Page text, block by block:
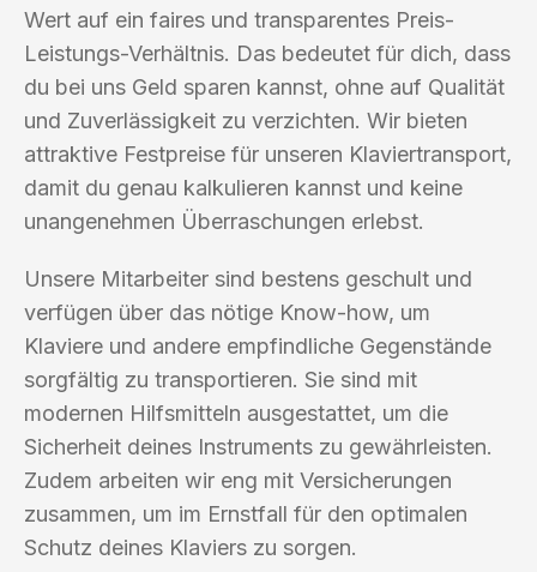
Wert auf ein faires und transparentes Preis-
Leistungs-Verhältnis. Das bedeutet für dich, dass
du bei uns Geld sparen kannst, ohne auf Qualität
und Zuverlässigkeit zu verzichten. Wir bieten
attraktive Festpreise für unseren Klaviertransport,
damit du genau kalkulieren kannst und keine
unangenehmen Überraschungen erlebst.
Unsere Mitarbeiter sind bestens geschult und
verfügen über das nötige Know-how, um
Klaviere und andere empfindliche Gegenstände
sorgfältig zu transportieren. Sie sind mit
modernen Hilfsmitteln ausgestattet, um die
Sicherheit deines Instruments zu gewährleisten.
Zudem arbeiten wir eng mit Versicherungen
zusammen, um im Ernstfall für den optimalen
Schutz deines Klaviers zu sorgen.